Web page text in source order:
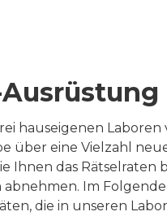
hauseigenen
über eine Vielzahl
Ihnen das Rätselraten
Im
die in unseren